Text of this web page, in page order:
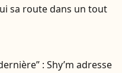
sa route dans un tout
: Shy’m adresse